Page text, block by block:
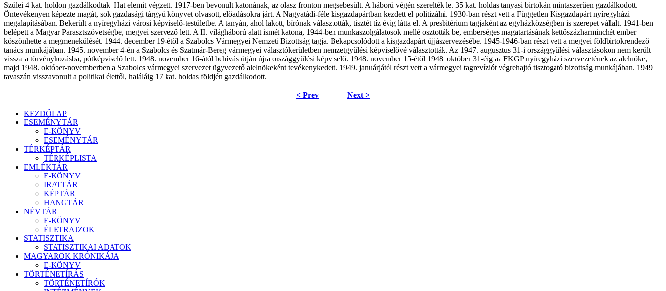
Szülei 4 kat. holdon gazdálkodtak. Hat elemit végzett. 1917-ben bevonult katonának, az olasz fronton megsebesült. A háború végén szerelték le. 35 kat. holdas tanyasi birtokán mintaszerűen gazdálkodott.
Öntevékenyen képezte magát, sok gazdasági tárgyú könyvet olvasott, előadásokra járt. A Nagyatádi-féle kisgazdapártban kezdett el politizálni. 1930-ban részt vett a Független Kisgazdapárt nyíregyházi
megalapításában. Bekerült a nyíregyházi városi képviselő-testületbe. A tanyán, ahol lakott, bírónak választották, tisztét tíz évig látta el. A presbitérium tagjaként az egyházközségben is szerepet vállalt. 1941-ben
belépett a Magyar Parasztszövetségbe, megyei szervező lett. A II. világháború alatt ismét katona, 1944-ben munkaszolgálatosok mellé osztották be, emberséges magatartásának kettőszázharminchét ember
köszönhette a megmenekülését. 1944. december 19-étől a Szabolcs Vármegyei Nemzeti Bizottság tagja. Bekapcsolódott a kisgazdapárt újjászervezésébe. 1945-1946-ban részt vett a megyei földbirtokrendező
tanács munkájában. 1945. november 4-én a Szabolcs és Szatmár-Bereg vármegyei választókerületben nemzetgyűlési képviselővé választották. Az 1947. augusztus 31-i országgyűlési választásokon nem került
vissza a törvényhozásba, pótképviselő lett. 1948. november 16-ától behívás útján újra országgyűlési képviselő. 1948. november 15-étől 1948. október 31-éig az FKGP nyíregyházi szervezetének az alelnöke,
majd 1948. október-novemberben a Szabolcs vármegyei szervezet ügyvezető alelnökeként tevékenykedett. 1949. januárjától részt vett a vármegyei tagrevíziót végrehajtó tisztogató bizottság munkájában. 1949
tavaszán visszavonult a politikai élettől, haláláig 17 kat. holdas földjén gazdálkodott.
< Prev Next >
KEZDŐLAP
ESEMÉNYTÁR
E-KÖNYV
ESEMÉNYTÁR
TÉRKÉPTÁR
TÉRKÉPLISTA
EMLÉKTÁR
E-KÖNYV
IRATTÁR
KÉPTÁR
HANGTÁR
NÉVTÁR
E-KÖNYV
ÉLETRAJZOK
STATISZTIKA
STATISZTIKAI ADATOK
MAGYAROK KRÓNIKÁJA
E-KÖNYV
TÖRTÉNETÍRÁS
TÖRTÉNETÍRÓK